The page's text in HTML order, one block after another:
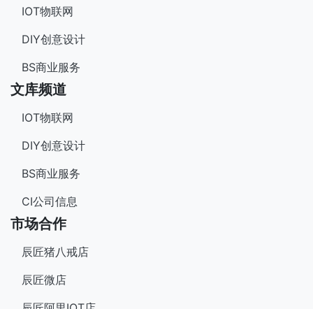
IOT物联网
DIY创意设计
BS商业服务
文库频道
IOT物联网
DIY创意设计
BS商业服务
CI公司信息
市场合作
辰匠猪八戒店
辰匠微店